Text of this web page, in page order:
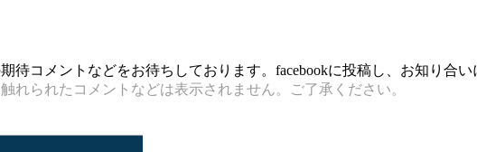
コメントなどをお待ちしております。facebookに投稿し、お知り合い
られたコメントなどは表示されません。ご了承ください。